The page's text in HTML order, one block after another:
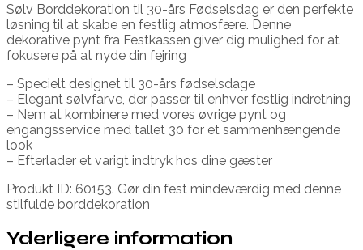
Sølv Borddekoration til 30-års Fødselsdag er den perfekte
løsning til at skabe en festlig atmosfære. Denne
dekorative pynt fra Festkassen giver dig mulighed for at
fokusere på at nyde din fejring
– Specielt designet til 30-års fødselsdage
– Elegant sølvfarve, der passer til enhver festlig indretning
– Nem at kombinere med vores øvrige pynt og
engangsservice med tallet 30 for et sammenhængende
look
– Efterlader et varigt indtryk hos dine gæster
Produkt ID: 60153. Gør din fest mindeværdig med denne
stilfulde borddekoration
Yderligere information